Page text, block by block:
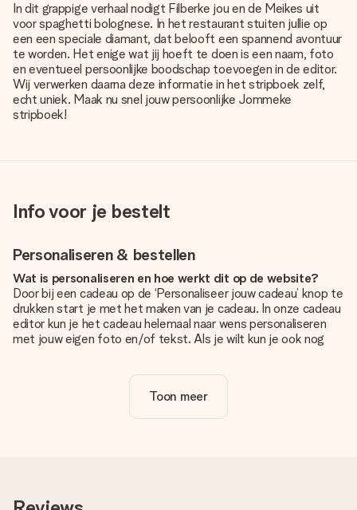
In dit grappige verhaal nodigt Filberke jou en de Meikes uit
voor spaghetti bolognese. In het restaurant stuiten jullie op
een een speciale diamant, dat belooft een spannend avontuur
te worden. Het enige wat jij hoeft te doen is een naam, foto
en eventueel persoonlijke boodschap toevoegen in de editor.
Wij verwerken daarna deze informatie in het stripboek zelf,
echt uniek. Maak nu snel jouw persoonlijke Jommeke
stripboek!
Info voor je bestelt
Personaliseren & bestellen
Wat is personaliseren en hoe werkt dit op de website?
Door bij een cadeau op de ‘Personaliseer jouw cadeau’ knop te
drukken start je met het maken van je cadeau. In onze cadeau
editor kun je het cadeau helemaal naar wens personaliseren
met jouw eigen foto en/of tekst. Als je wilt kun je ook nog
Is personalisatie in de prijs inbegrepen?
De prijs die op de website wordt getoond is inclusief de
te gebruiken. Als je niet zeker bent over de kwaliteit van je
Toon meer